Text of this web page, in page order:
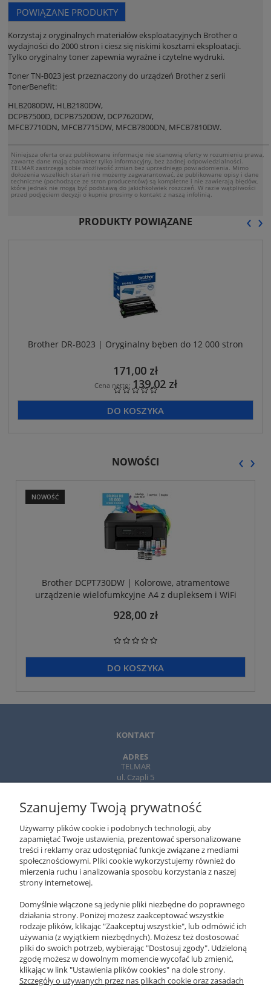
POWIĄZANE PRODUKTY
Korzystaj z oryginalnych materiałów eksploatacyjnych Brother o
wydajności do 2000 stron i ciesz się niskimi kosztami eksploatacji.
Tylko oryginalny toner zapewnia wyraźne i czytelne wydruki.
Toner TN-B023 jest przeznaczony do urządzeń Brother z serii
TonerBenefit:
HLB2080DW, HLB2180DW,
DCPB7500D, DCPB7520DW, DCP7620DW,
MFCB7710DN, MFCB7715DW, MFCB7800DN, MFCB7810DW.
Niniejsza oferta oraz publikowane informacje nie stanowią oferty w rozumieniu prawa,
zawarte dane mają charakter tylko informacyjny, bez żadnej odpowiedzialności.
TELMAR zastrzega sobie możliwość zmian bez uprzedniego powiadomienia. Mimo
dołożenia wszelkich starań nie możemy zagwarantować, że publikowane opisy i dane
techniczne (pochodzące ze stron producentów) są kompletne i nie zawierają błędów,
które jednak nie mogą być podstawą do jakichkolwiek roszczeń. W razie wątpliwości
przed podjęciem decyzji o kupnie prosimy o kontakt z naszą infolinią.
PRODUKTY POWIĄZANE
Brother DR-B023 | Oryginalny bęben do 12 000 stron
171,00 zł
Cena netto: 139,02 zł
DO KOSZYKA
‹ ›
NOWOŚCI
Brother DCPT730DW | Kolorowe, atramentowe
urządzenie wielofumkcyjne A4 z dupleksem i WiFi
928,00 zł
DO KOSZYKA
NOWOŚĆ
‹ ›
KONTAKT
ADRES
TELMAR
ul. Czapli 5
TELEFON
22-643 89 89
EMAIL
xeromania@xeromania.pl
NEWSLETTER
ZAPISZ SIĘ
O NAS
Szanujemy Twoją prywatność
Używamy plików cookie i podobnych technologii, aby
zapamiętać Twoje ustawienia, prezentować spersonalizowane
treści i reklamy oraz udostępniać funkcje związane z mediami
społecznościowymi. Pliki cookie wykorzystujemy również do
mierzenia ruchu i analizowania sposobu korzystania z naszej
strony internetowej.
Domyślnie włączone są jedynie pliki niezbędne do poprawnego
działania strony. Poniżej możesz zaakceptować wszystkie
rodzaje plików, klikając "Zaakceptuj wszystkie", lub odmówić ich
używania (z wyjątkiem niezbędnych). Możesz też dostosować
pliki do swoich potrzeb, wybierając "Dostosuj zgody". Udzieloną
zgodę możesz w dowolnym momencie wycofać lub zmienić,
klikając w link "Ustawienia plików cookies" na dole strony.
Szczegóły o używanych przez nas plikach cookie oraz zasadach